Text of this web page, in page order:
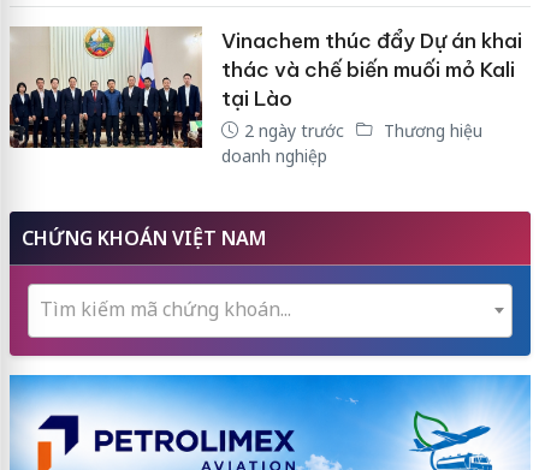
Vinachem thúc đẩy Dự án khai
thác và chế biến muối mỏ Kali
tại Lào
2 ngày trước
Thương hiệu
doanh nghiệp
CHỨNG KHOÁN VIỆT NAM
Tìm kiếm mã chứng khoán...